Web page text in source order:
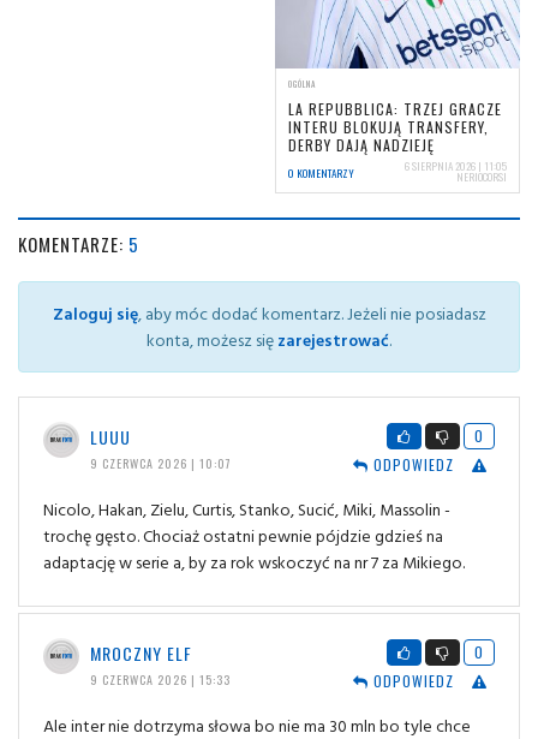
OGÓLNA
LA REPUBBLICA: TRZEJ GRACZE
INTERU BLOKUJĄ TRANSFERY,
DERBY DAJĄ NADZIEJĘ
0 KOMENTARZY 6 SIERPNIA 2026 | 11:05
NERIOCORSI
KOMENTARZE: 5
Zaloguj się, aby móc dodać komentarz. Jeżeli nie posiadasz
konta, możesz sięzarejestrować.
LUUU
9 CZERWCA 2026 | 10:07
0
ODPOWIEDZ
Nicolo, Hakan, Zielu, Curtis, Stanko, Sucić, Miki, Massolin -
trochę gęsto. Chociaż ostatni pewnie pójdzie gdzieś na
adaptację w serie a, by za rok wskoczyć na nr 7 za Mikiego.
MROCZNY ELF
9 CZERWCA 2026 | 15:33
0
ODPOWIEDZ
Ale inter nie dotrzyma słowa bo nie ma 30 mln bo tyle chce